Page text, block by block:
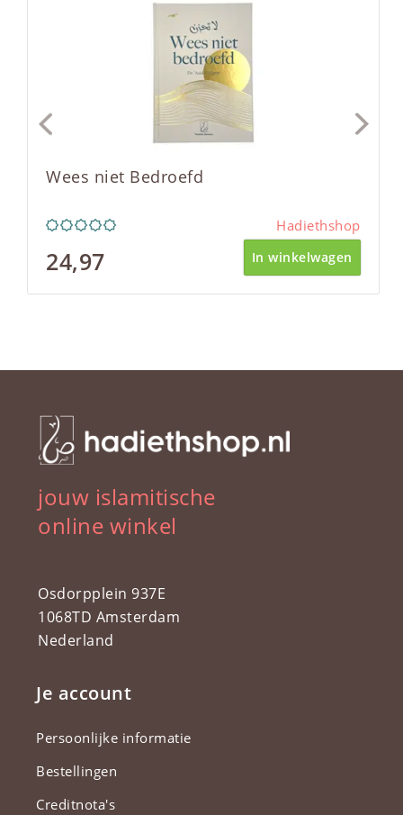
Wees niet Bedroefd
Hadiethshop
24,97 In winkelwagen
jouw islamitische
online winkel
Osdorpplein 937E
1068TD Amsterdam
Nederland
Je account
Persoonlijke informatie
Bestellingen
Creditnota's